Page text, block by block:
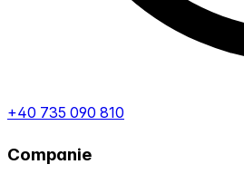
+40 735 090 810
Companie